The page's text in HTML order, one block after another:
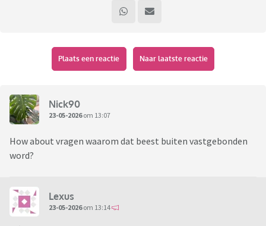
Plaats een reactie Naar laatste reactie
Nick90
23-05-2026om 13:07
How about vragen waarom dat beest buiten vastgebonden
word?
Lexus
23-05-2026om 13:14